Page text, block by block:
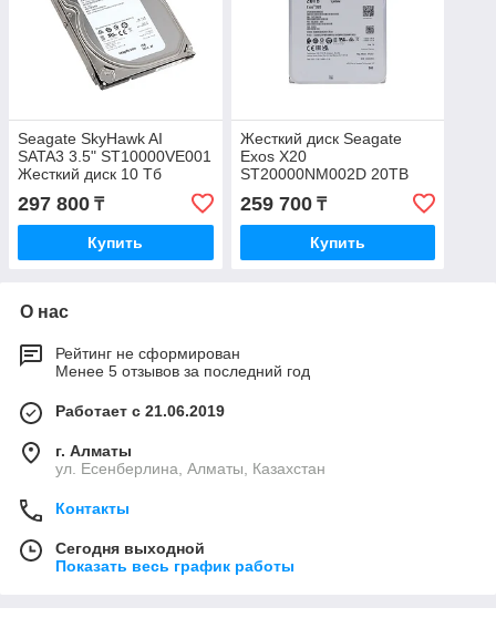
Seagate SkyHawk AI
SATA3 3.5" ST10000VE001
Жесткий диск 10 Тб
297 800 ₸
Купить
Жесткий диск Seagate
Exos X20
ST20000NM002D 20TB
259 700₸
Купить
О нас
Рейтинг не сформирован
Менее 5 отзывов за последний год
Работает с 21.06.2019
г. Алматы
ул. Есенберлина, Алматы, Казахстан
Контакты
Сегодня выходной
Показать весь график работы